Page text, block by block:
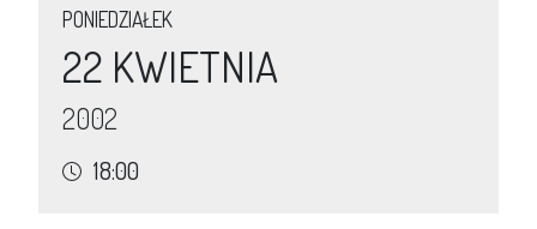
PONIEDZIAŁEK
22 KWIETNIA
2002
18:00